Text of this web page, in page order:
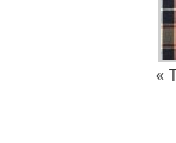
«